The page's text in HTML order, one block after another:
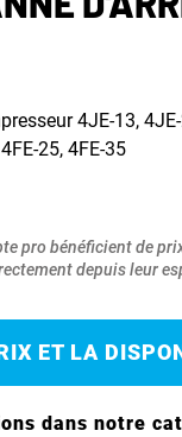
4JE-13,
25, 4FE-35
pro bénéficient de
depuis leur
ET LA
dans notre